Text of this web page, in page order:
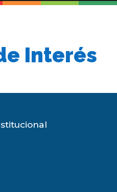
Interés